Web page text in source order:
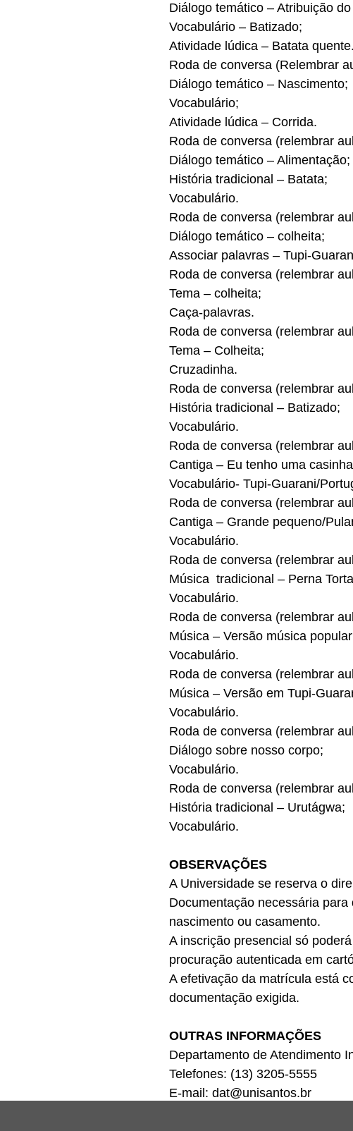
Diálogo temático – Atribuição
Vocabulário – Batizado;
Atividade lúdica – Batata quente.
Roda de conversa (Relembrar
Diálogo temático – Nascimento;
Vocabulário;
Atividade lúdica – Corrida.
Roda de conversa (relembrar
Diálogo temático – Alimentação;
História tradicional – Batata;
Vocabulário.
Roda de conversa (relembrar
Diálogo temático – colheita;
Associar palavras – Tupi-
Roda de conversa (relembrar
Tema – colheita;
Caça-palavras.
Roda de conversa (relembrar
Tema – Colheita;
Cruzadinha.
Roda de conversa (relembrar
História tradicional – Batizado;
Vocabulário.
Roda de conversa (relembrar
Cantiga – Eu tenho uma
Vocabulário- Tupi-Guarani/
Roda de conversa (relembrar
Cantiga – Grande pequeno/
Vocabulário.
Roda de conversa (relembrar
Música tradicional – Perna
Vocabulário.
Roda de conversa (relembrar
Música – Versão música
Vocabulário.
Roda de conversa (relembrar
Música – Versão em Tupi-
Vocabulário.
Roda de conversa (relembrar
Diálogo sobre nosso corpo;
Vocabulário.
Roda de conversa (relembrar
História tradicional – Urutágwa;
Vocabulário.
OBSERVAÇÕES
A Universidade se reserva o
Documentação necessária
nascimento ou casamento.
A inscrição presencial só
procuração autenticada em
A efetivação da matrícula está
documentação exigida.
OUTRAS INFORMAÇÕES
Departamento de Atendimento
Telefones: (13) 3205-5555
E-mail: dat@unisantos.br